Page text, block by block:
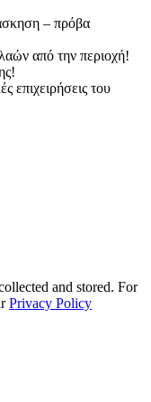
– πρόβα
από την περιοχή!
επιχειρήσεις του
and stored. For
Privacy Policy